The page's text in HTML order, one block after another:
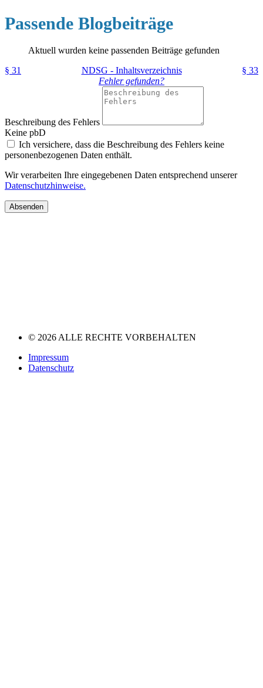
Passende Blogbeiträge
Aktuell wurden keine passenden Beiträge gefunden
§ 31
NDSG - Inhaltsverzeichnis
§ 33
Fehler gefunden?
Beschreibung des Fehlers
Keine pbD
Ich versichere, dass die Beschreibung des Fehlers keine
personenbezogenen Daten enthält.
Wir verarbeiten Ihre eingegebenen Daten entsprechend unserer
Datenschutzhinweise.
Absenden
© 2026 ALLE RECHTE VORBEHALTEN
Impressum
Datenschutz